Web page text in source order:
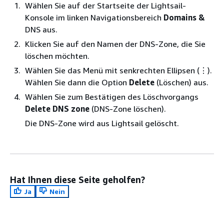
Wählen Sie auf der Startseite der Lightsail-
Konsole im linken Navigationsbereich Domains &
DNS aus.
Klicken Sie auf den Namen der DNS-Zone, die Sie
löschen möchten.
Wählen Sie das Menü mit senkrechten Ellipsen (⋮).
Wählen Sie dann die Option Delete (Löschen) aus.
Wählen Sie zum Bestätigen des Löschvorgangs
Delete DNS zone (DNS-Zone löschen).
Die DNS-Zone wird aus Lightsail gelöscht.
Hat Ihnen diese Seite geholfen?
Ja
Nein